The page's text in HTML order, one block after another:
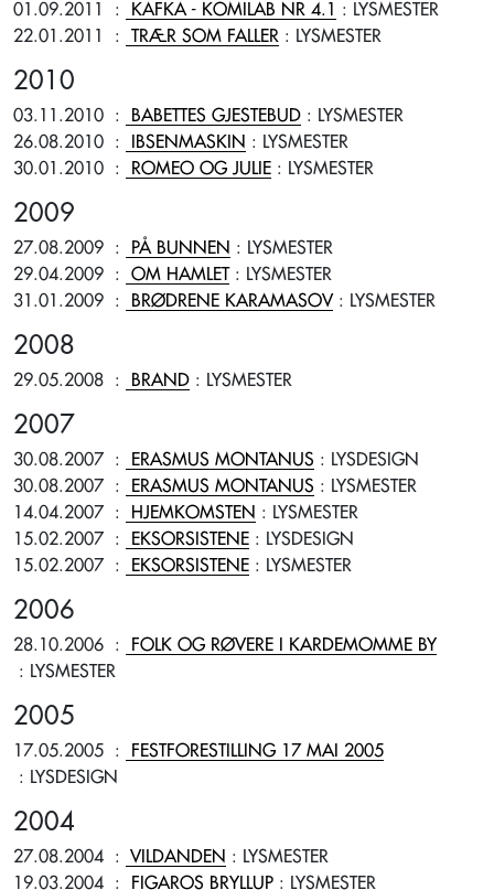
01.09.2011
: KAFKA - KOMILAB NR 4.1
: LYSMESTER
22.01.2011
: TRÆR SOM FALLER : LYSMESTER
2010
03.11.2010 : BABETTES GJESTEBUD : LYSMESTER
26.08.2010 : IBSENMASKIN : LYSMESTER
30.01.2010 : ROMEO OG JULIE : LYSMESTER
2009
27.08.2009 : PÅ BUNNEN : LYSMESTER
29.04.2009 : OM HAMLET: LYSMESTER
31.01.2009 : BRØDRENE KARAMASOV : LYSMESTER
2008
29.05.2008 : BRAND : LYSMESTER
2007
30.08.2007 : ERASMUS MONTANUS : LYSDESIGN
30.08.2007 : ERASMUS MONTANUS : LYSMESTER
14.04.2007 : HJEMKOMSTEN : LYSMESTER
15.02.2007 : EKSORSISTENE : LYSDESIGN
15.02.2007 : EKSORSISTENE : LYSMESTER
2006
28.10.2006 :
FOLK OG RØVERE I KARDEMOMME BY
: LYSMESTER
2005
17.05.2005 :
FESTFORESTILLING 17 MAI 2005
: LYSDESIGN
2004
27.08.2004 : VILDANDEN : LYSMESTER
19.03.2004 : FIGAROS BRYLLUP : LYSMESTER